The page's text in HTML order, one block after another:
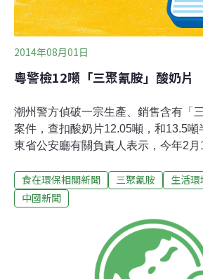
絲信任。她說自己的孩子至今
2014年08月01日
粵警檢12噸「三聚氰胺」酸奶片
潮州警方偵破一宗生產、銷售含有「
案件，查扣酸奶片12.05噸，和13.5
東省公安廳有關負責人表示，今年2
生產、銷售不符合食品安全標準食品
銷售含有「三聚氰胺」的酸奶片糖的
及外省多地的重大複雜案件，廣東省
部，組織全國12個省市摧毀犯罪網絡
食在環保相關新聞 三聚氰胺 生活環
中國新聞